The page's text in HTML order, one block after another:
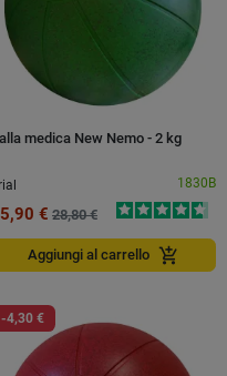
medica New Nemo - 2 kg
1830B
€ 28,80 €
Aggiungi al carrello add_shopping_cart
-4,30 €